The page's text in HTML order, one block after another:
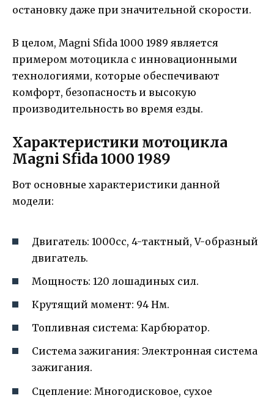
остановку даже при значительной скорости.
В целом, Magni Sfida 1000 1989 является
примером мотоцикла с инновационными
технологиями, которые обеспечивают
комфорт, безопасность и высокую
производительность во время езды.
Характеристики мотоцикла
Magni Sfida 1000 1989
Вот основные характеристики данной
модели:
Двигатель: 1000cc, 4-тактный, V-образный
двигатель.
Мощность: 120 лошадиных сил.
Крутящий момент: 94 Нм.
Топливная система: Карбюратор.
Система зажигания: Электронная система
зажигания.
Сцепление: Многодисковое, сухое